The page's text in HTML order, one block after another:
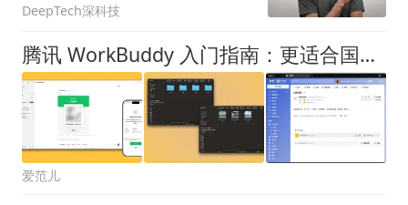
DeepTech深科技
腾讯 WorkBuddy 入门指南：更适合国人体质的 Codex，真的能替我干活
爱范儿